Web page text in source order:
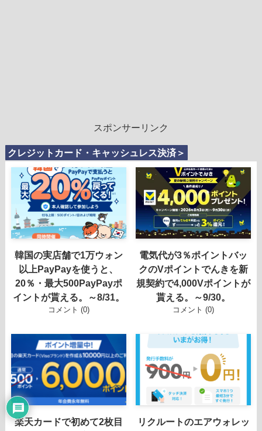
スポンサーリンク
クレジットカード・キャッシュレス決済＞
韓国の実店舗で1万ウォン
以上PayPayを使うと、
20％・最大500PayPayポ
イントが貰える。～8/31。
コメント (0)
電気代が3％ポイントバッ
クのVポイントでんきを新
規契約で4,000Vポイントが
貰える。～9/30。
コメント (0)
楽天カードで初めて2枚目
リクルートのエアウォレッ